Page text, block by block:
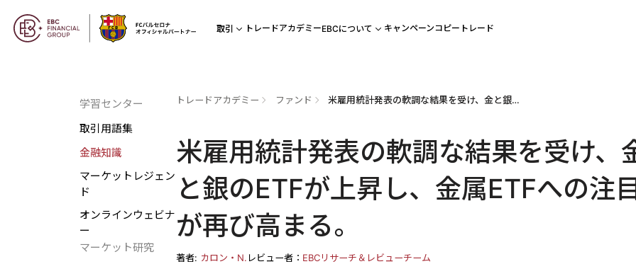
取引 トレードアカデミーEBCについて キャンペーンコピートレード
学習センター
取引用語集
金融知識
マーケットレジェン
ド
オンラインウェビナ
ー
マーケット研究
トレードアカデミー ファンド 米雇用統計発表の軟調な結果を受け、金と銀のETFが上昇し、金属ETFへの注目が再び高まる。
米雇用統計発表の軟調な結果を受け、
と銀のETFが上昇し、金属ETFへの注
が再び高まる。
著者: カロン・N. レビュー者： EBCリサーチ＆レビューチーム